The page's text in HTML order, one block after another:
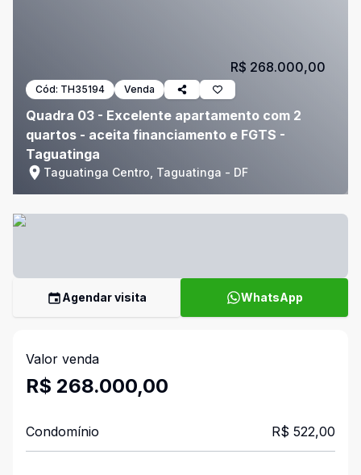
Cód: TH35194 Venda
Quadra 03 - Excelente apartamento com 2
quartos - aceita financiamento e FGTS -
Taguatinga
Taguatinga Centro, Taguatinga - DF
R$ 268.000,00
Agendar visita WhatsApp
Valor venda
R$ 268.000,00
Condomínio R$ 522,00